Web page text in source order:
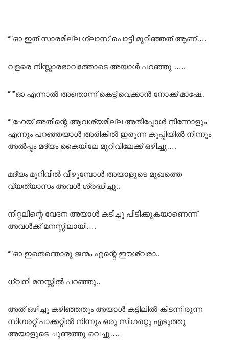
“”ഓ ഇത് സാരമില്ല ഗ്ലാസ് പൊട്ടി മുറിഞ്ഞത് ആണ്….
വളരെ നിസ്സാരഭാവത്തോടെ അയാൾ പറഞ്ഞു …..
“””ഓ എന്നാൽ അതൊന്ന് കെട്ടിവെക്കാൻ നോക്ക് മാഷേ..
“”ഹേയ് അതിന്റെ ആവശ്യമില്ല അതിപ്പോൾ നിന്നോളും
എന്നും പറഞ്ഞയാൾ അരികിൽ ഇരുന്ന കുപ്പിയിൽ നിന്നും
അൽപ്പം മദ്യം കൈയിലേ മുറിവിലേക്ക് ഒഴിച്ചു….
മദ്യം മുറിവിൽ വീഴുമ്പോൾ അയാളുടെ മുഖത്തെ
വ്യത്യാസം അവൾ ശ്രദ്ധിച്ചു..
നീറ്റലിന്റെ വേദന അയാൾ കടിച്ചു പിടിക്കുകയാണെന്ന്
അവൾക്ക് മനസ്സിലായി….
“”ഓ ഇതെന്തൊരു ജന്മം എന്റെ ഈശ്വരാ..
ധ്വനി മനസ്സിൽ പറഞ്ഞു..
അത് ഒഴിച്ചു കഴിഞ്ഞതും അയാൾ കട്ടിലിൽ കിടന്നിരുന്ന
സിഗരറ്റ് പാക്കറ്റിൽ നിന്നും ഒരു സിഗരറ്റു എടുത്തു
അയാളുടെ ചുണ്ടത്തു വെച്ചു….